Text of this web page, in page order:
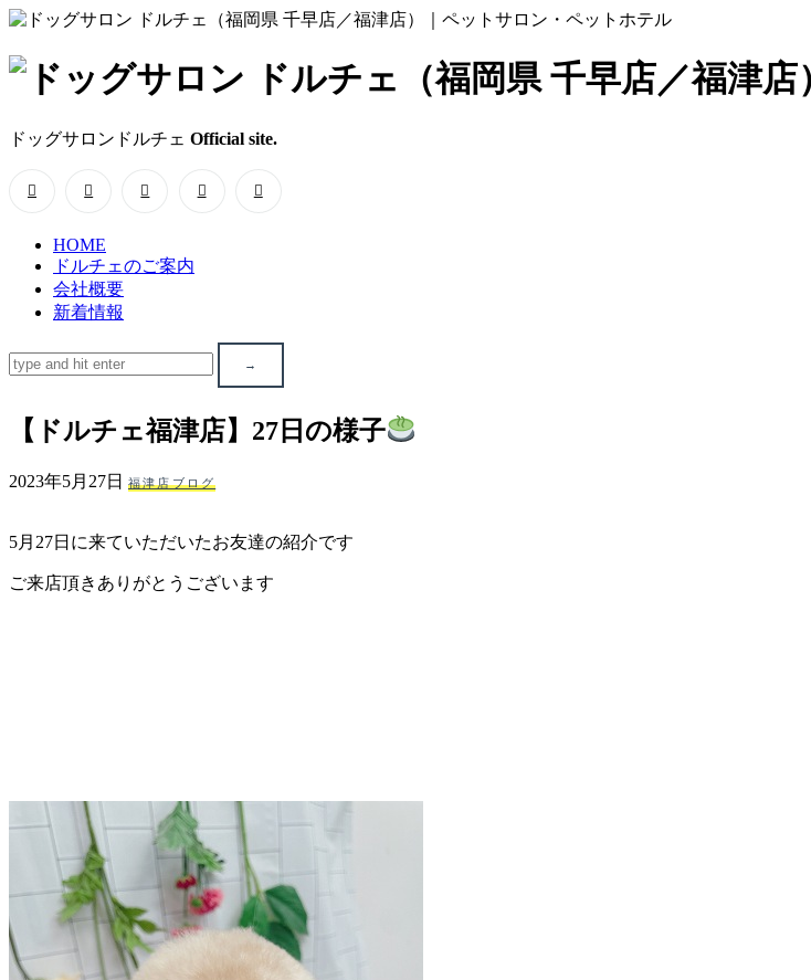
ド
ッ
グ
サ
ロ
ン
ド
ル
チ
（福
店
福
津
ドッグサロンドルチェ Official site.
HOME
ドルチェのご案内
会社概要
新着情報
【ドルチェ福津店】27日の様子
2023年5月27日 福津店ブログ
5月27日に来ていただいたお友達の紹介です
ご来店頂きありがとうございます